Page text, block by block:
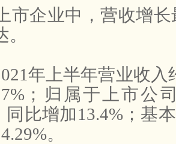
市企业中，营收增
年上半年营业收入
；归属于上市公
同比增加13.4% ；基
。